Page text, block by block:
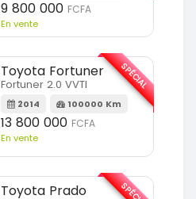
9 800 000 FCFA
En vente
Toyota Fortuner
Fortuner 2.0 VVTI
2014 100000 Km
13 800 000 FCFA
En vente
SPÉCIAL
Toyota Prado